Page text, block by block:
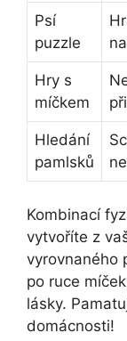
Psí
puzzle
Hry s
míčkem
Hledání
pamlsků
Kombinací
vytvoříte ⁢z
vyrovnaného
po ​ruce
lásky.
domácnosti!